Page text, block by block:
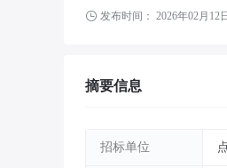
发布时间： 2026年02月12日
摘要信息
招标单位